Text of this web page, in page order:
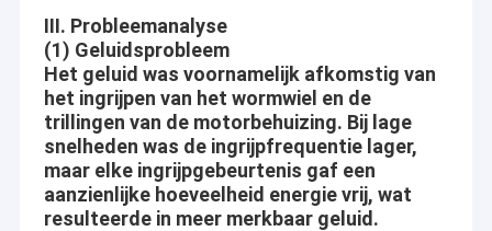
III. Probleemanalyse
(1) Geluidsprobleem
Het geluid was voornamelijk afkomstig van
het ingrijpen van het wormwiel en de
trillingen van de motorbehuizing. Bij lage
snelheden was de ingrijpfrequentie lager,
maar elke ingrijpgebeurtenis gaf een
aanzienlijke hoeveelheid energie vrij, wat
resulteerde in meer merkbaar geluid.